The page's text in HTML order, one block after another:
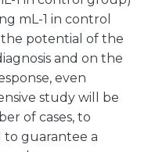
mL-1 in control
potential of the
and on the
even
study will be
of cases, to
guarantee a